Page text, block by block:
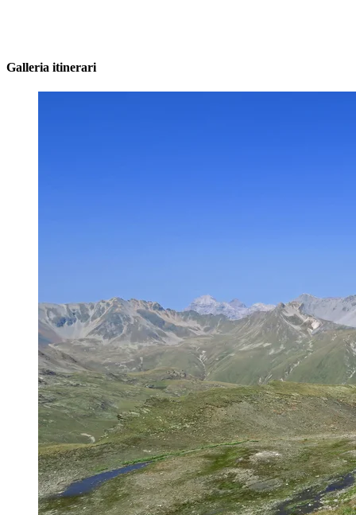
Galleria itinerari